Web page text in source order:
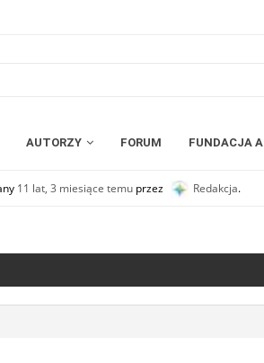
AUTORZY FORUM FUNDACJA
11 lat, 3 miesiące temu przez Redakcja.